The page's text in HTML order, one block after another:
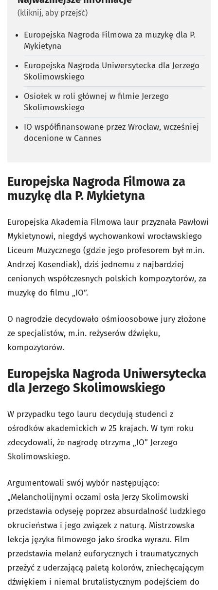
(kliknij, aby przejść)
Europejska Nagroda Filmowa za muzykę dla P.
Mykietyna
Europejska Nagroda Uniwersytecka dla Jerzego
Skolimowskiego
Osiołek w roli głównej w filmie Jerzego
Skolimowskiego
IO współfinansowane przez Wrocław, wcześniej
docenione w Cannes
Europejska Nagroda Filmowa za
muzykę dla P. Mykietyna
Europejska Akademia Filmowa laur przyznała Pawłowi
Mykietynowi, niegdyś wychowankowi wrocławskiego
Liceum Muzycznego (gdzie jego profesorem był m.in.
Andrzej Kosendiak), dziś jednemu z najbardziej
cenionych współczesnych polskich kompozytorów, za
muzykę do filmu „IO”.
O nagrodzie decydowało ośmioosobowe jury złożone
ze specjalistów, m.in. reżyserów dźwięku,
kompozytorów.
Europejska Nagroda Uniwersytecka
dla Jerzego Skolimowskiego
W przypadku tego lauru decydują studenci z
ośrodków akademickich w 25 krajach. W tym roku
zdecydowali, że nagrodę otrzyma „IO” Jerzego
Skolimowskiego.
Argumentowali swój wybór następująco:
„Melancholijnymi oczami osła Jerzy Skolimowski
przedstawia odyseję poprzez absurdalność ludzkiego
okrucieństwa i jego związek z naturą. Mistrzowska
lekcja języka filmowego jako środka wyrazu. Film
przedstawia melanż euforycznych i traumatycznych
przeżyć z uderzającą paletą kolorów, zniechęcającym
dźwiękiem i niemal brutalistycznym podejściem do